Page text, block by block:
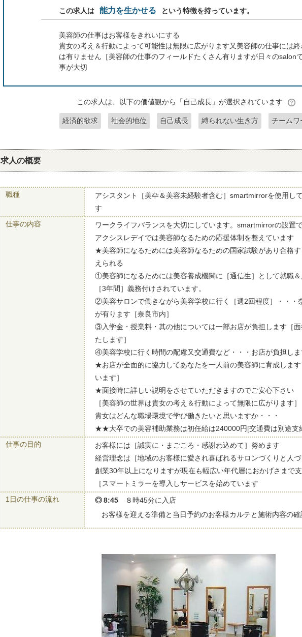
この求人は 能力を生かせる という特徴を持っています。
美容師の仕事はお客様をきれいにする
貴女の考え＆行動によって可能性は無限に広がります又美容師の仕事には終
は有りません［美容師の仕事のフィールドたくさん有りますが日々のsalon
事が大切
この求人は、以下の価値観から「自己成長」が選択されています
経済的欲求 社会的地位 自己成長 縛られない生き方 チームワ
求人の概要
職種
アシスタント［美卆＆美容未経験者含む］smartmirrorを使用し
す
仕事の内容
ワークライフバランスを大切にしています。smartmirrorの設置
アクシスレデイでは美容師なるための応援体制を整えています
★美容師になるためには美容師なるための国家試験があり合格
えられる
①美容師になるためには美容養成機関に［通信生］として就職＆
［3年間］義務付けされています。
②美容サロンで働きながら美容学校に行く［週2回程度］・・・
が有ります［奈良市内］
③入学金・授業料・其の他については一部お店が負担します［
たします］
④美容学校に行く時間の配慮又交通費など・・・お店が負担しま
★お店が全面的に協力してあなたを一人前の美容師に育成しま
います］
★面接時に詳しい説明をさせていただきますのでご安心下さい
［美容師の世界は貴女の考え＆行動によって無限に広がります］
貴女はどんな職場環境で学び働きたいと思いますか・・・
★★大卒での美容補助業務は初任給は240000円[交通費は別途支
仕事の目的
お客様には［誠実に・まごころ・感謝わ込めて］努めます
経営理念は［地域のお客様に愛され喜ばれるサロンづくりと人づ
創業30年以上になりますが現在も幅広い年代層におかげさまで
［スマートミラーを導入しサービスを始めています
1日の仕事の流れ
8:45 ８時45分に入店
お客様を迎える準備と当日予約のお客様カルテと施術内容の確